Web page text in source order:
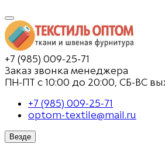
+7 (985) 009-25-71
Заказ звонка менеджера
ПН-ПТ с 10:00 до 20:00, СБ-ВС
+7 (985) 009-25-71
optom-textile@mail.ru
Везде